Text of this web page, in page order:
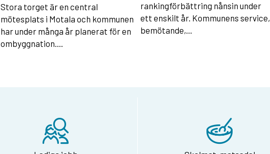
Stora torget är en central
mötesplats i Motala och kommunen
har under många år planerat för en
ombyggnation....
rankingförbättring nånsin under
ett enskilt år. Kommunens service,
bemötande,...